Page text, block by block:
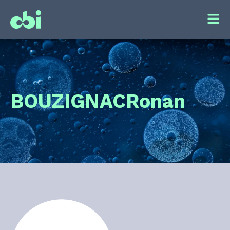
BOUZIGNACRonan